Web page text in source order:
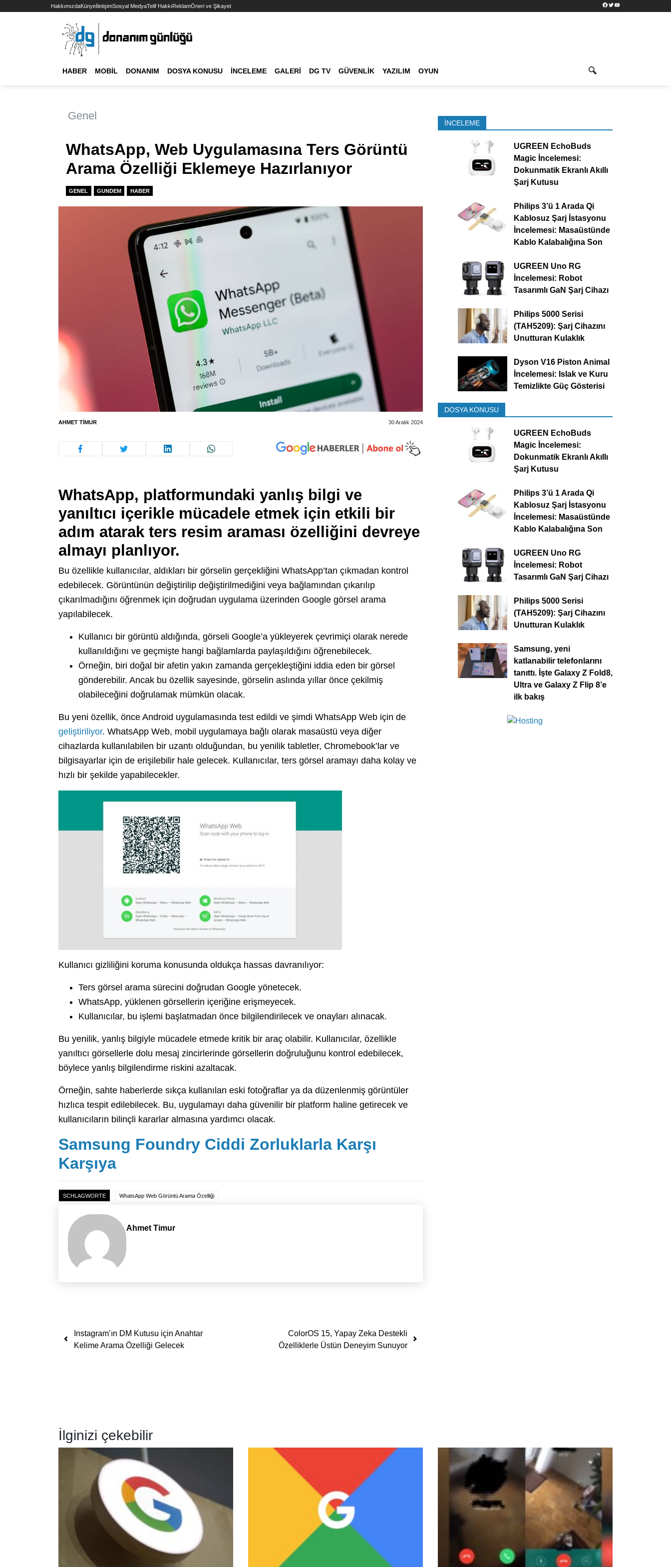
HakkımızdaKünyeİletişimSosyal MedyaTelif HakkıReklamÖneri ve Şikayet Facebook
TwitterYouTube
HABER MOBIL DONANIM DOSYA KONUSU İNCELEME GALERI DG TV GÜVENLIK YAZILIM OYUN
Genel
WhatsApp, Web Uygulamasına Ters Görüntü
Arama Özelliği Eklemeye Hazırlanıyor
GENEL GUNDEM HABER
AHMET TIMUR 30 Aralık 2024
WhatsApp, platformundaki yanlış bilgi ve
yanıltıcı içerikle mücadele etmek için etkili bir
adım atarak ters resim araması özelliğini devreye
almayı planlıyor.
Bu özellikle kullanıcılar, aldıkları bir görselin gerçekliğini WhatsApp’tan çıkmadan kontrol
edebilecek. Görüntünün değiştirilip değiştirilmediğini veya bağlamından çıkarılıp
çıkarılmadığını öğrenmek için doğrudan uygulama üzerinden Google görsel arama
yapılabilecek.
Kullanıcı bir görüntü aldığında, görseli Google’a yükleyerek çevrimiçi olarak nerede
kullanıldığını ve geçmişte hangi bağlamlarda paylaşıldığını öğrenebilecek.
Örneğin, biri doğal bir afetin yakın zamanda gerçekleştiğini iddia eden bir görsel
gönderebilir. Ancak bu özellik sayesinde, görselin aslında yıllar önce çekilmiş
olabileceğini doğrulamak mümkün olacak.
Bu yeni özellik, önce Android uygulamasında test edildi ve şimdi WhatsApp Web için de
geliştiriliyor. WhatsApp Web, mobil uygulamaya bağlı olarak masaüstü veya diğer
cihazlarda kullanılabilen bir uzantı olduğundan, bu yenilik tabletler, Chromebook’lar ve
bilgisayarlar için de erişilebilir hale gelecek. Kullanıcılar, ters görsel aramayı daha kolay ve
hızlı bir şekilde yapabilecekler.
Kullanıcı gizliliğini koruma konusunda oldukça hassas davranılıyor:
Ters görsel arama sürecini doğrudan Google yönetecek.
WhatsApp, yüklenen görsellerin içeriğine erişmeyecek.
Kullanıcılar, bu işlemi başlatmadan önce bilgilendirilecek ve onayları alınacak.
Bu yenilik, yanlış bilgiyle mücadele etmede kritik bir araç olabilir. Kullanıcılar, özellikle
yanıltıcı görsellerle dolu mesaj zincirlerinde görsellerin doğruluğunu kontrol edebilecek,
böylece yanlış bilgilendirme riskini azaltacak.
Örneğin, sahte haberlerde sıkça kullanılan eski fotoğraflar ya da düzenlenmiş görüntüler
hızlıca tespit edilebilecek. Bu, uygulamayı daha güvenilir bir platform haline getirecek ve
kullanıcıların bilinçli kararlar almasına yardımcı olacak.
Samsung Foundry Ciddi Zorluklarla Karşı
Karşıya
SCHLAGWORTE WhatsApp Web Görüntü Arama Özelliği
Ahmet Timur
Yazı dolaşımı
Instagram’ın DM Kutusu için Anahtar
Kelime Arama Özelliği Gelecek
ColorOS 15, Yapay Zeka Destekli
Özelliklerle Üstün Deneyim Sunuyor
İNCELEME
UGREEN EchoBuds
Magic İncelemesi:
Dokunmatik Ekranlı Akıllı
Şarj Kutusu
Philips 3’ü 1 Arada Qi
Kablosuz Şarj İstasyonu
İncelemesi: Masaüstünde
Kablo Kalabalığına Son
UGREEN Uno RG
İncelemesi: Robot
Tasarımlı GaN Şarj Cihazı
Philips 5000 Serisi
(TAH5209): Şarj Cihazını
Unutturan Kulaklık
Dyson V16 Piston Animal
İncelemesi: Islak ve Kuru
Temizlikte Güç Gösterisi
DOSYA KONUSU
UGREEN EchoBuds
Magic İncelemesi:
Dokunmatik Ekranlı Akıllı
Şarj Kutusu
Philips 3’ü 1 Arada Qi
Kablosuz Şarj İstasyonu
İncelemesi: Masaüstünde
Kablo Kalabalığına Son
UGREEN Uno RG
İncelemesi: Robot
Tasarımlı GaN Şarj Cihazı
Philips 5000 Serisi
(TAH5209): Şarj Cihazını
Unutturan Kulaklık
Samsung, yeni
katlanabilir telefonlarını
tanıttı. İşte Galaxy Z Fold8,
Ultra ve Galaxy Z Flip 8’e
ilk bakış
İlginizi çekebilir